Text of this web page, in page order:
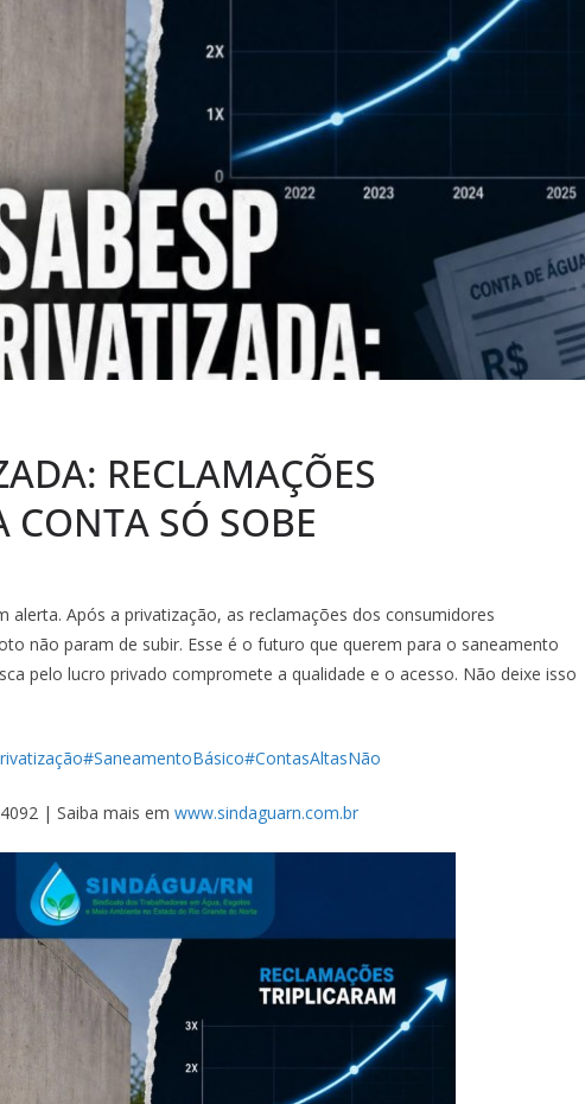
RECLAMAÇÕES
CONTA SÓ SOBE
alerta. Após a privatização, as reclamações dos consumidores
não param de subir. Esse é o futuro que querem para o saneamento
pelo lucro privado compromete a qualidade e o acesso. Não deixe isso
#SaneamentoBásico#ContasAltasNão
| Saiba mais em www.sindaguarn.com.br